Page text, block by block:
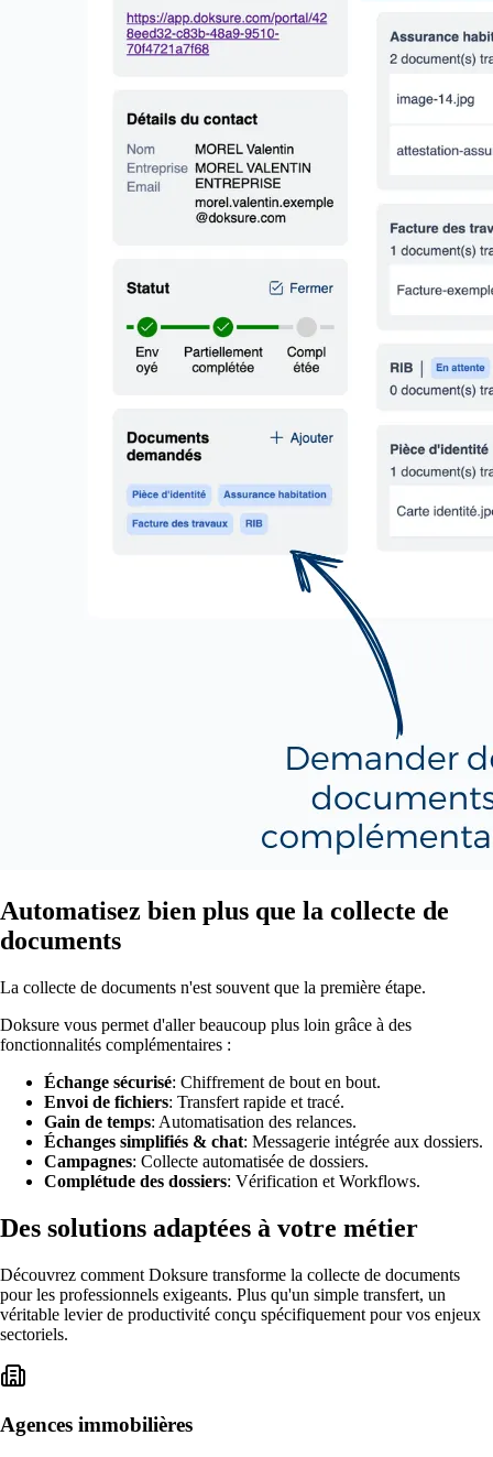
Automatisez bien plus que la collecte de
documents
La collecte de documents n'est souvent que la première étape.
Doksure vous permet d'aller beaucoup plus loin grâce à des
fonctionnalités complémentaires :
Échange sécurisé: Chiffrement de bout en bout.
Envoi de fichiers: Transfert rapide et tracé.
Gain de temps: Automatisation des relances.
Échanges simplifiés & chat: Messagerie intégrée aux dossiers.
Campagnes: Collecte automatisée de dossiers.
Complétude des dossiers: Vérification et Workflows.
Des solutions adaptées à votre métier
Découvrez comment Doksure transforme la collecte de documents
pour les professionnels exigeants. Plus qu'un simple transfert, un
véritable levier de productivité conçu spécifiquement pour vos enjeux
sectoriels.
Agences immobilières